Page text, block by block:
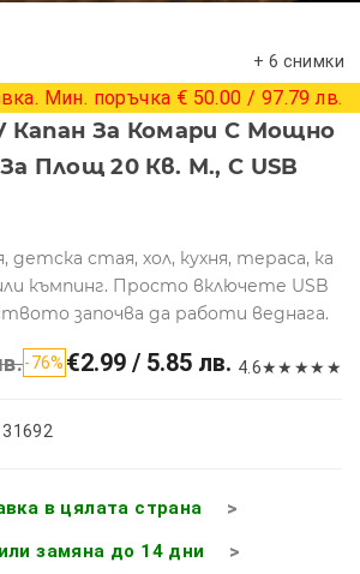
+ 6 снимки
Мин. поръчка € 50.00 / 97.79 лв.
Капан За Комари С Мощно
Площ 20 Кв. М., С USB
детска стая, хол, кухня, тераса, ка
къмпинг. Просто включете USB
започва да работи веднага.
-76% €2.99 / 5.85 лв. 4.6★★ ★★ ★
31692
в цялата страна
замяна до 14 дни